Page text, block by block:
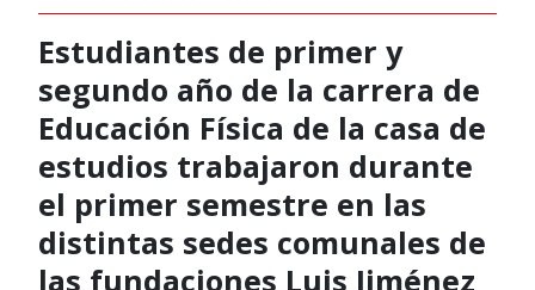
Estudiantes de primer y
segundo año de la carrera de
Educación Física de la casa de
estudios trabajaron durante
el primer semestre en las
distintas sedes comunales de
las fundaciones Luis Jiménez